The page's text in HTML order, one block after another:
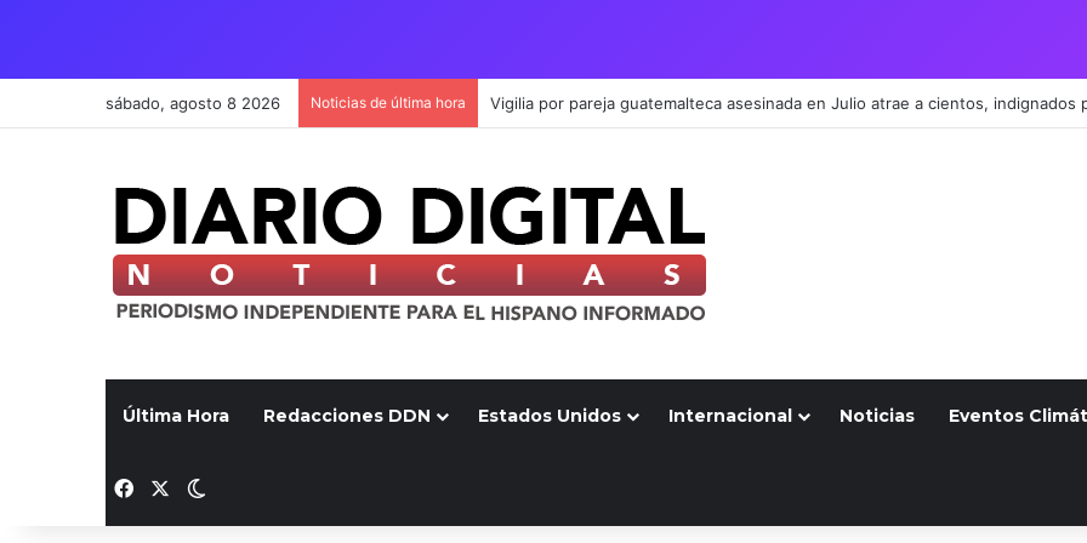
sábado, agosto 8 2026 Noticias de última hora
Última Hora Redacciones DDN Estados Unidos Internacional Noticias Eventos
Facebook